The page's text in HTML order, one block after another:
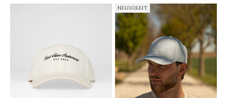
NEUIGKEIT